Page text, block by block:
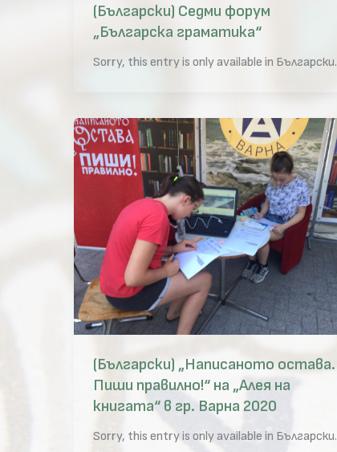
(Български) Седми форум
„Българска граматика“
Sorry, this entry is only available in Български.
(Български) „Написаното остава.
Пиши правилно!“ на „Алея на
книгата“ в гр. Варна 2020
Sorry, this entry is only available in Български.